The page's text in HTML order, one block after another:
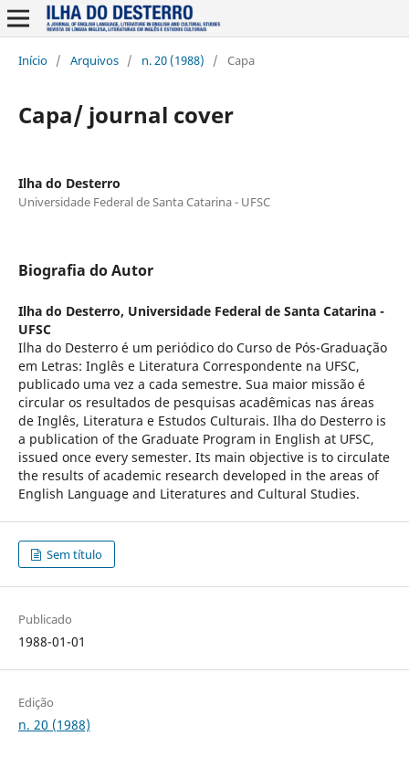
Início / Arquivos / n. 20 (1988) / Capa
Capa/ journal cover
Ilha do Desterro
Universidade Federal de Santa Catarina - UFSC
Biografia do Autor
Ilha do Desterro, Universidade Federal de Santa Catarina -
UFSC
Ilha do Desterro é um periódico do Curso de Pós-Graduação
em Letras: Inglês e Literatura Correspondente na UFSC,
publicado uma vez a cada semestre. Sua maior missão é
circular os resultados de pesquisas acadêmicas nas áreas
de Inglês, Literatura e Estudos Culturais. Ilha do Desterro is
a publication of the Graduate Program in English at UFSC,
issued once every semester. Its main objective is to circulate
the results of academic research developed in the areas of
English Language and Literatures and Cultural Studies.
Sem título
Publicado
1988-01-01
Edição
n. 20 (1988)